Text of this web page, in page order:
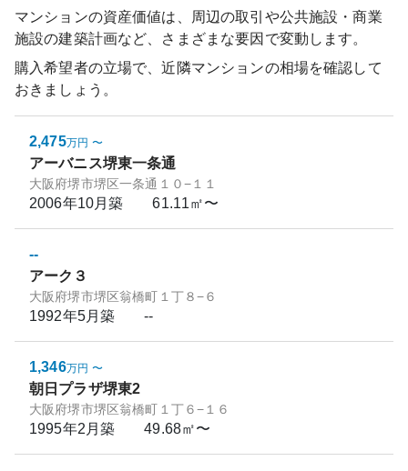
マンションの資産価値は、周辺の取引や公共施設・商業
施設の建築計画など、さまざまな要因で変動します。
購入希望者の立場で、近隣マンションの相場を確認して
おきましょう。
2,475万円 〜
アーバニス堺東一条通
大阪府堺市堺区一条通１０−１１
2006年10月築 61.11㎡〜
--
アーク３
大阪府堺市堺区翁橋町１丁８−６
1992年5月築 --
1,346万円 〜
朝日プラザ堺東2
大阪府堺市堺区翁橋町１丁６−１６
1995年2月築 49.68㎡〜